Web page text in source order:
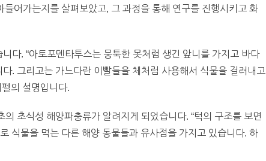
어가는지를 살펴보았고, 그 과정을 통해 연구를 진행시키고 화
다. “아토포덴타투스는 뭉툭한 못처럼 생긴 앞니를 가지고 바다
. 그리고는 가느다란 이빨들을 체처럼 사용해서 식물을 걸러내고
의 설명입니다.
초식성 해양파충류가 알려지게 되었습니다. “턱의 구조를 보면
식물을 먹는 다른 해양 동물들과 유사점을 가지고 있습니다. 하